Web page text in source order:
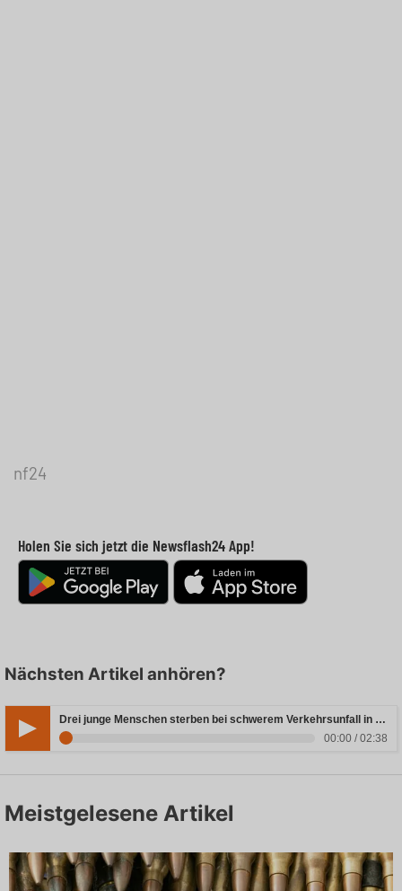
nf24
Holen Sie sich jetzt die Newsflash24 App!
Nächsten Artikel anhören?
Drei junge Menschen sterben bei schwerem Verkehrsunfall in Rheinland-Pfalz
00:00 / 02:38
Meistgelesene Artikel